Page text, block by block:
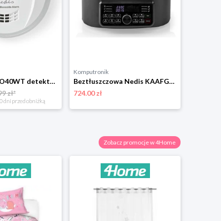
Nedis DTCTCO40WT detektor tlenku węgla
zł*
dni przed obniżką
Komputronik
Beztłuszczowa Nedis KAAFG600BK czarny
724.00 zł
Zobacz promocje w 4Home